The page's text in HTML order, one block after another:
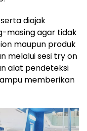
diajak
masing agar tidak
maupun produk
melalui sesi try on
alat pendeteksi
memberikan